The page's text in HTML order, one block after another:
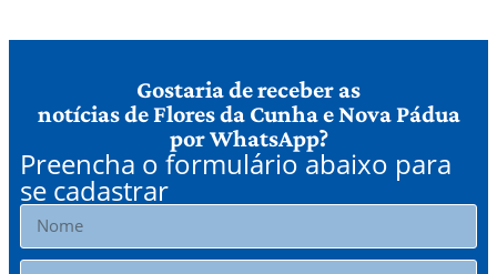
Gostaria de receber as
notícias de Flores da Cunha e Nova Pádua
por WhatsApp?
Preencha o formulário abaixo para
se cadastrar